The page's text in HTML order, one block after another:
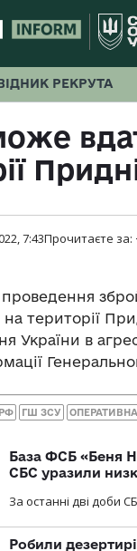
РЕКРУТА
7:43Прочитаєте за:
території
України в
ГШ ЗСУ
База ФСБ «Беня
СБС уразили
За останні дві доби
Робили